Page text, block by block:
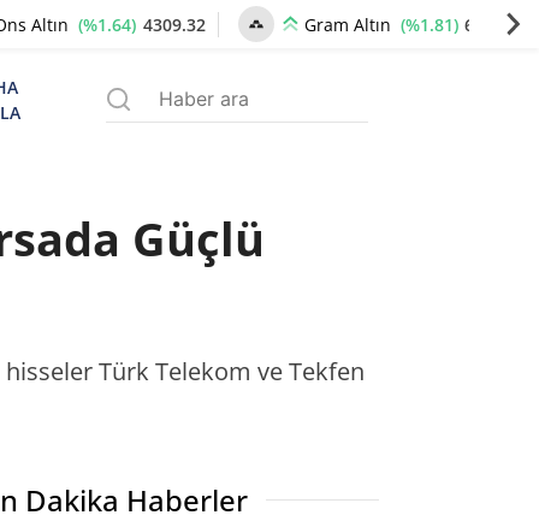
Altın (%1.64) 4309.32 Gram Altın (%1.81) 6609.89
Güçlü
Türk Telekom ve Tekfen
Dakika Haberler